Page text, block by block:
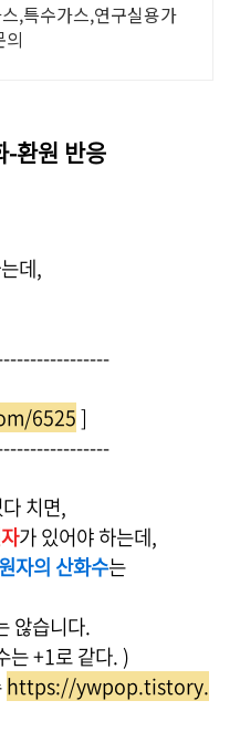
,특수가스,연구실용가
의
-환원 반응
데,
6525]
치면,
가 있어야 하는데,
자의 산화수는
않습니다.
는 +1로 같다. )
https://ywpop.tistory.